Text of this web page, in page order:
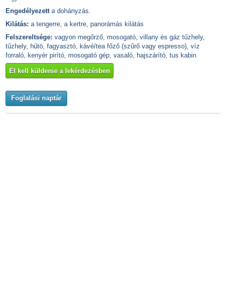
Engedélyezett a dohányzás.
Kilátás: a tengerre, a kertre, panorámás kilátás
Felszereltsége: vagyon megőrző, mosogató, villany és gáz tűzhely,
tűzhely, hűtö, fagyasztó, kávé/tea főző (szűrő vagy espresso), víz
forraló, kenyér pirító, mosogató gép, vasaló, hajszárító, tus kabin
El kell küldenie a lekérdezésben
Foglalási naptár